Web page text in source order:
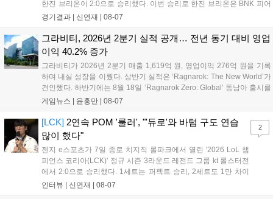
한진 브리온이 2:0으로 승리했다. 이번 승리로 한진 브리온은 BNK 피어
엑스를 제치고 라이즈 그룹 1위로 올라섰다. 1세트, 한진 브리온이 '로머'
경기결과 | 신연재 | 08-07
그라비티, 2026년 2분기 실적 공개… 전년 동기 대비 영업
이익 40.2% 증가
그라비티가 2026년 2분기 매출 1,619억 원, 영업이익 276억 원을 기록
하며 내실 성장을 이뤘다. 상반기 실적은 ‘Ragnarok: The New World’가
견인했다. 하반기에는 8월 18일 ‘Ragnarok Zero: Global’ 동남아 출시를
시작으로 9월 3일 ‘달려라 헤베레케 EX’, 9월 22일 ‘갈바테인’ 등 다양한
이’ 출시가 예정돼 있으며, 2027년에는 ‘Ragnarok 3’ 등 대작을 글로벌
출시할 계획이다. 그라비티는 조인트벤처 설립과 라그나로크 에코 시스
템 구축을 통해 신성장 동력을 확보할 방침이다....
게임뉴스 | 윤홍만 | 08-07
[LCK] 2연속 POM '룰러', "'듀로'와 바텀 구도 연습
많이 했다"
젠지 e스포츠가 7일 종로 치지직 롤파크에서 열린 '2026 LoL 챔
피언스 코리아(LCK)' 정규 시즌 3라운드 레전드 그룹 kt 롤스터전
에서 2:0으로 승리했다. 1세트는 퍼펙트 승리, 2세트도 1만 차이
를 벌리며 25분 만에 승리하면서 말 그대로 압도적인 경기력을 선
인터뷰 | 신연재 | 08-07
2